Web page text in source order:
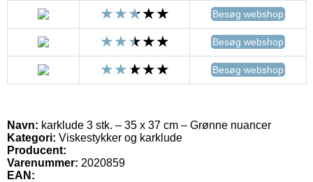
Besøg webshop
Besøg webshop
Besøg webshop
Navn: karklude 3 stk. – 35 x 37 cm – Grønne nuancer
Kategori: Viskestykker og karklude
Producent:
Varenummer: 2020859
EAN: